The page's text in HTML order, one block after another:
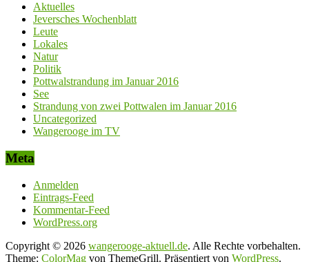
Aktuelles
Jeversches Wochenblatt
Leute
Lokales
Natur
Politik
Pottwalstrandung im Januar 2016
See
Strandung von zwei Pottwalen im Januar 2016
Uncategorized
Wangerooge im TV
Meta
Anmelden
Eintrags-Feed
Kommentar-Feed
WordPress.org
Copyright © 2026 wangerooge-aktuell.de. Alle Rechte vorbehalten.
Theme: ColorMag von ThemeGrill. Präsentiert von WordPress.